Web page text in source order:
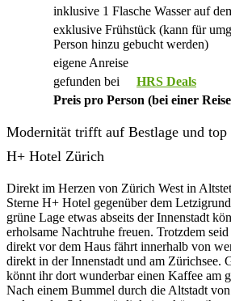
inklusive 1 Flasche Wasser auf
exklusive Frühstück (kann für
Person hinzu gebucht werden)
eigene Anreise
gefunden bei
HRS Deals
Preis pro Person (bei einer
Modernität trifft auf Bestlage und top
H+ Hotel Zürich
Direkt im Herzen von Zürich West in
Sterne H+ Hotel gegenüber dem
grüne Lage etwas abseits der Innenstadt
erholsame Nachtruhe freuen. Trotzdem
direkt vor dem Haus fährt innerhalb von
direkt in der Innenstadt und am Zürichsee.
könnt ihr dort wunderbar einen Kaffee am
Nach einem Bummel durch die Altstadt